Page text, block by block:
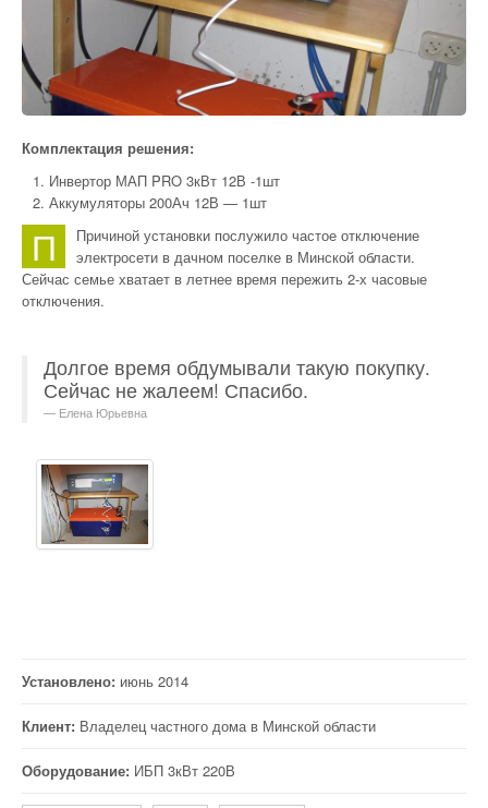
Комплектация решения:
Инвертор МАП PRO 3кВт 12В -1шт
Аккумуляторы 200Ач 12В — 1шт
П
Причиной установки послужило частое отключение
электросети в дачном поселке в Минской области.
Сейчас семье хватает в летнее время пережить 2-х часовые
отключения.
Долгое время обдумывали такую покупку.
Сейчас не жалеем! Спасибо.
Елена Юрьевна
Установлено: июнь 2014
Клиент: Владелец частного дома в Минской области
Оборудование: ИБП 3кВт 220В